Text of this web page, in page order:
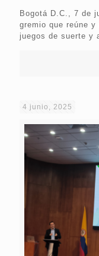
Bogotá D.C., 7 de
gremio que reúne
juegos de suerte y
4 junio, 2025